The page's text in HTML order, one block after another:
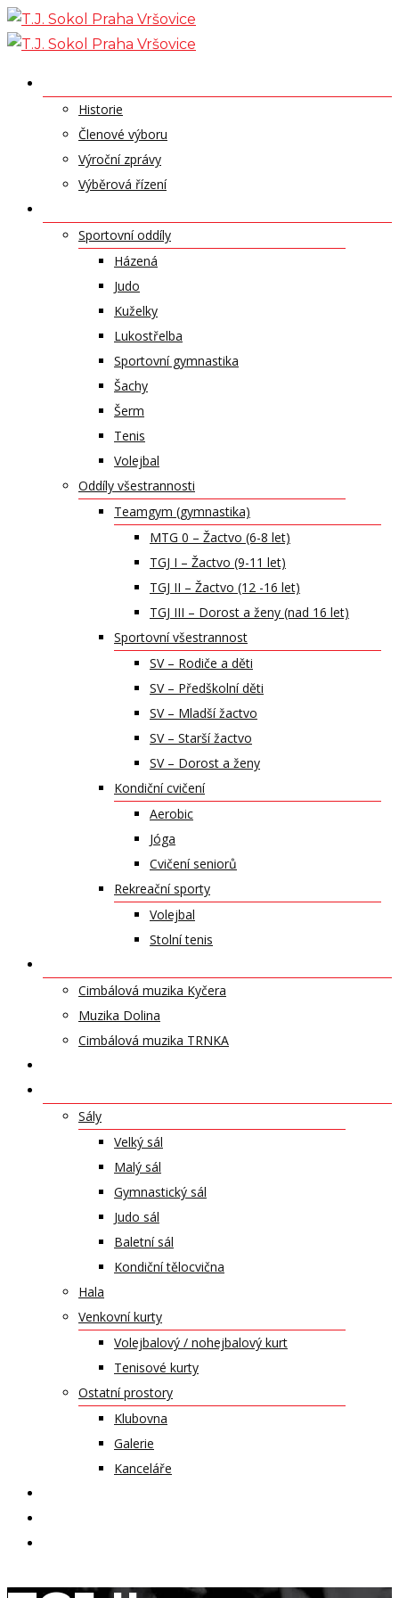
Skip
to
Historie
Členové výboru
Výroční zprávy
Výběrová řízení
Sportovní oddíly
Házená
Judo
Kuželky
Lukostřelba
Sportovní gymnastika
Šachy
Šerm
Tenis
Volejbal
Oddíly všestrannosti
Teamgym (gymnastika)
MTG 0 – Žactvo (6-8 let)
TGJ I – Žactvo (9-11 let)
TGJ II – Žactvo (12 -16 let)
TGJ III – Dorost a ženy (nad 16 let)
Sportovní všestrannost
SV – Rodiče a děti
SV – Předškolní děti
SV – Mladší žactvo
SV – Starší žactvo
SV – Dorost a ženy
Kondiční cvičení
Aerobic
Jóga
Cvičení seniorů
Rekreační sporty
Volejbal
Stolní tenis
Cimbálová muzika Kyčera
Muzika Dolina
Cimbálová muzika TRNKA
Sály
Velký sál
Malý sál
Gymnastický sál
Judo sál
Baletní sál
Kondiční tělocvična
Hala
Venkovní kurty
Volejbalový / nohejbalový kurt
Tenisové kurty
Ostatní prostory
Klubovna
Galerie
Kanceláře